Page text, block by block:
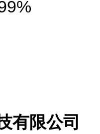
有限公司